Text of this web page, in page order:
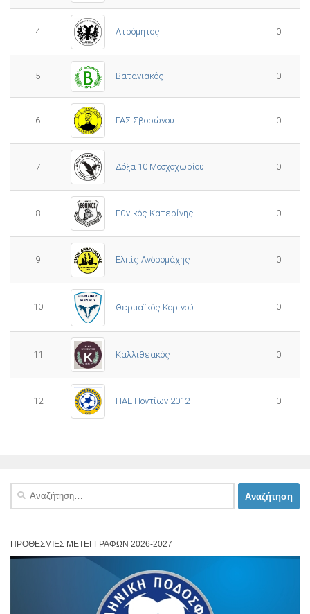
4 Ατρόμητος 0
5 Βατανιακός 0
6 ΓΑΣ Σβορώνου 0
7 Δόξα 10 Μοσχοχωρίου 0
8 Εθνικός Κατερίνης 0
9 Ελπίς Ανδρομάχης 0
10 Θερμαϊκός Κορινού 0
11 Καλλιθεακός 0
12 ΠΑΕ Ποντίων 2012 0
Αναζήτηση
ΠΡΟΘΕΣΜΊΕΣ ΜΕΤΕΓΓΡΑΦΏΝ 2026-2027